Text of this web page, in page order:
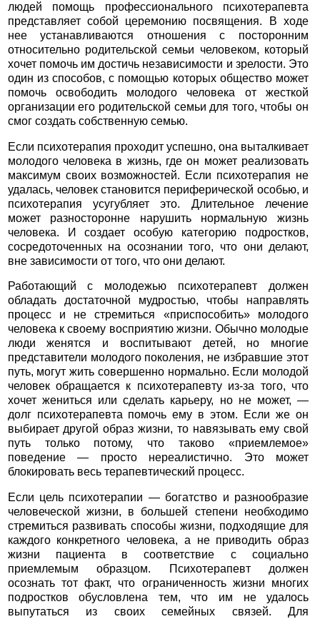
людей помощь профессионального психотерапевта
представляет собой церемонию посвящения. В ходе
нее устанавливаются отношения с посторонним
относительно родительской семьи человеком, который
хочет помочь им достичь независимости и зрелости. Это
один из способов, с помощью которых общество может
помочь освободить молодого человека от жесткой
организации его родительской семьи для того, чтобы он
смог создать собственную семью.
Если психотерапия проходит успешно, она выталкивает
молодого человека в жизнь, где он может реализовать
максимум своих возможностей. Если психотерапия не
удалась, человек становится периферической особью, и
психотерапия усугубляет это. Длительное лечение
может разносторонне нарушить нормальную жизнь
человека. И создает особую категорию подростков,
сосредоточенных на осознании того, что они делают,
вне зависимости от того, что они делают.
Работающий с молодежью психотерапевт должен
обладать достаточной мудростью, чтобы направлять
процесс и не стремиться «приспособить» молодого
человека к своему восприятию жизни. Обычно молодые
люди женятся и воспитывают детей, но многие
представители молодого поколения, не избравшие этот
путь, могут жить совершенно нормально. Если молодой
человек обращается к психотерапевту из-за того, что
хочет жениться или сделать карьеру, но не может, —
долг психотерапевта помочь ему в этом. Если же он
выбирает другой образ жизни, то навязывать ему свой
путь только потому, что таково «приемлемое»
поведение — просто нереалистично. Это может
блокировать весь терапевтический процесс.
Если цель психотерапии — богатство и разнообразие
человеческой жизни, в большей степени необходимо
стремиться развивать способы жизни, подходящие для
каждого конкретного человека, а не приводить образ
жизни пациента в соответствие с социально
приемлемым образцом. Психотерапевт должен
осознать тот факт, что ограниченность жизни многих
подростков обусловлена тем, что им не удалось
выпутаться из своих семейных связей. Для